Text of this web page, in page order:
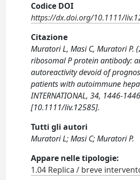
Codice DOI
https://dx.doi.org/10.1111/
Citazione
Muratori L, Masi C, Muratori P.
ribosomal P protein antibody:
autoreactivity devoid of
patients with autoimmune
INTERNATIONAL, 34, 1446-1446
[10.1111/liv.12585].
Tutti gli autori
Muratori L; Masi C; Muratori P.
Appare nelle tipologie:
1.04 Replica / breve